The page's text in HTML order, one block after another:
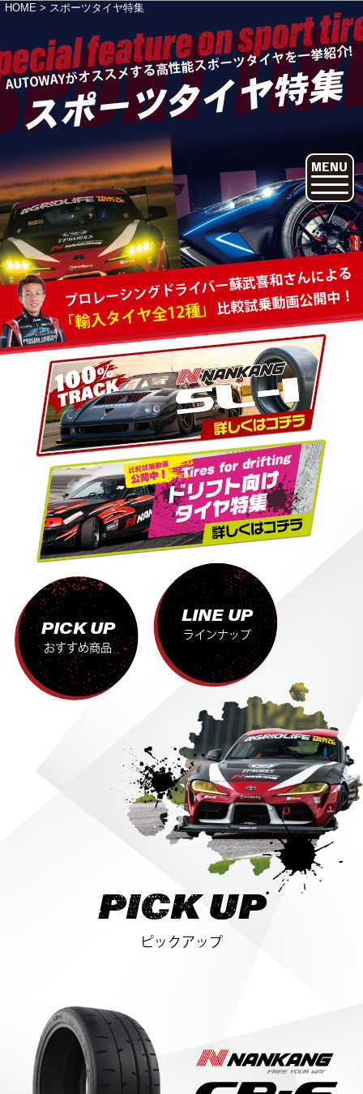
HOME > スポーツタイヤ特集
AUTOWAYがオススメする高性能スポーツタイヤを一挙紹介!
スポーツタイヤ特集
プロレーシングドライバー蘇武喜和さんによる
「輸入タイヤ全12種」 比較試乗動画公開中！
MENU
PICK UP
おすすめ商品
LINE UP
ラインナップ
PICK UP
ピックアップ